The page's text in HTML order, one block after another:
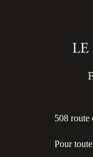
508 route
Pour